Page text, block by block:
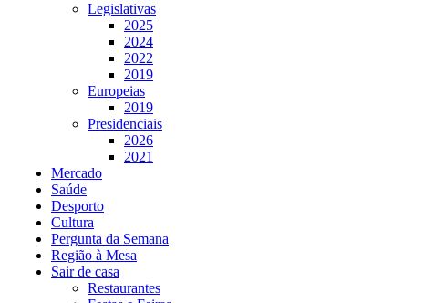
Legislativas
2025
2024
2022
2019
Europeias
2019
Presidenciais
2026
2021
Mercado
Saúde
Desporto
Cultura
Pergunta da Semana
Região à Mesa
Sair de casa
Restaurantes